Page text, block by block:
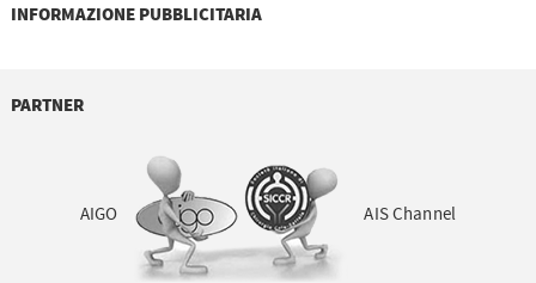
INFORMAZIONE PUBBLICITARIA
PARTNER
AIGO AIS Channel